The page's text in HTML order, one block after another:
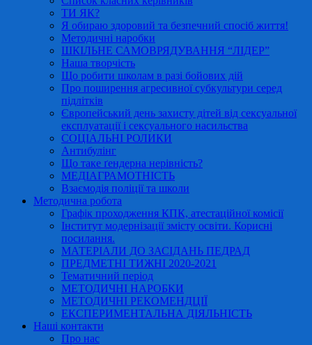
ТИ ЯК?
Я обираю здоровий та безпечний спосіб життя!
Методичні наробки
ШКІЛЬНЕ САМОВРЯДУВАННЯ “ЛІДЕР”
Наша творчість
Що робити школам в разі бойових дій
Про поширення агресивної субкультури серед
підлітків
Європейський день захисту дітей від сексуальної
експлуатації і сексуального насильства
СОЦІАЛЬНІ РОЛИКИ
Антибулінг
Що таке ґендерна нерівність?
МЕДІАГРАМОТНІСТЬ
Взаємодія поліції та школи
Методична робота
Графік проходження КПК, атестаційної комісії
Інститут модернізації змісту освіти. Корисні
посилання.
МАТЕРІАЛИ ДО ЗАСІДАНЬ ПЕДРАД
ПРЕДМЕТНІ ТИЖНІ 2020-2021
Тематичний період
МЕТОДИЧНІ НАРОБКИ
МЕТОДИЧНІ РЕКОМЕНДЦІЇ
ЕКСПЕРИМЕНТАЛЬНА ДІЯЛЬНІСТЬ
Наші контакти
Про нас